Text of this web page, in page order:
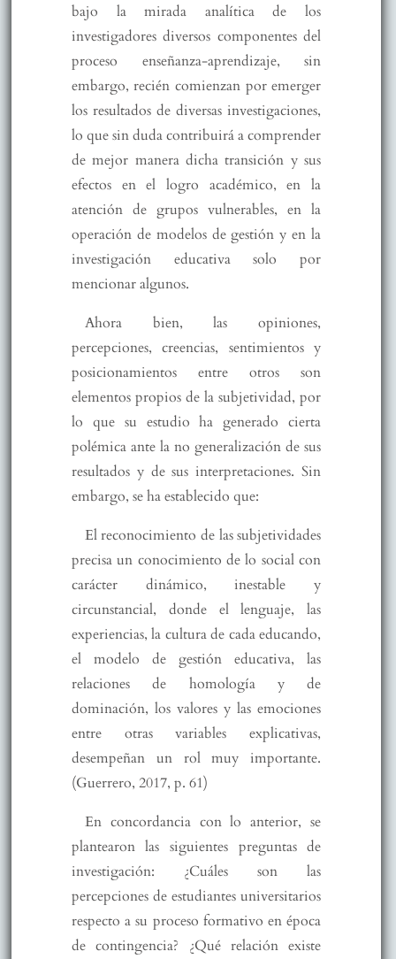
bajo la mirada analítica de los
investigadores diversos componentes del
proceso enseñanza-aprendizaje, sin
embargo, recién comienzan por emerger
los resultados de diversas investigaciones,
lo que sin duda contribuirá a comprender
de mejor manera dicha transición y sus
efectos en el logro académico, en la
atención de grupos vulnerables, en la
operación de modelos de gestión y en la
investigación educativa solo por
mencionar algunos.
Ahora bien, las opiniones,
percepciones, creencias, sentimientos y
posicionamientos entre otros son
elementos propios de la subjetividad, por
lo que su estudio ha generado cierta
polémica ante la no generalización de sus
resultados y de sus interpretaciones. Sin
embargo, se ha establecido que:
El reconocimiento de las subjetividades
precisa un conocimiento de lo social con
carácter dinámico, inestable y
circunstancial, donde el lenguaje, las
experiencias, la cultura de cada educando,
el modelo de gestión educativa, las
relaciones de homología y de
dominación, los valores y las emociones
entre otras variables explicativas,
desempeñan un rol muy importante.
(Guerrero, 2017, p. 61)
En concordancia con lo anterior, se
plantearon las siguientes preguntas de
investigación: ¿Cuáles son las
percepciones de estudiantes universitarios
respecto a su proceso formativo en época
de contingencia? ¿Qué relación existe